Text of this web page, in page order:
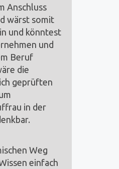
Anschluss
wärst somit
und könntest
und
Beruf
die
geprüften
in der
Weg
einfach